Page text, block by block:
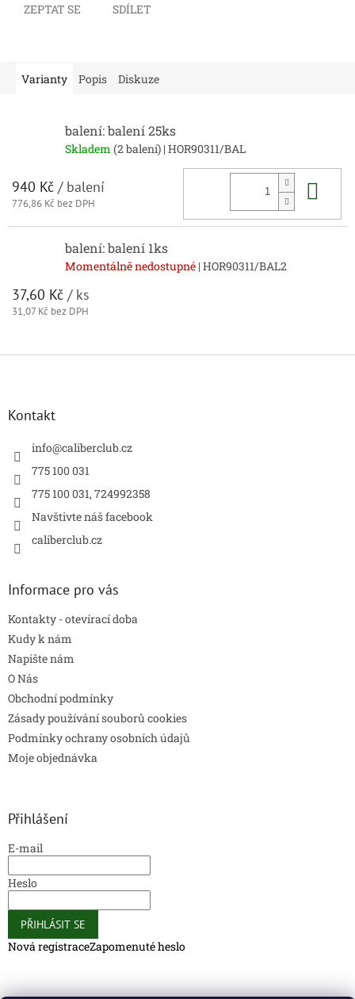
ZEPTAT SE SDÍLET
Varianty Popis Diskuze
balení: balení 25ks
Skladem (2 balení) | HOR90311/BAL
940 Kč / balení
776,86 Kč bez DPH
balení: balení 1ks
Momentálně nedostupné | HOR90311/BAL2
37,60 Kč / ks
31,07 Kč bez DPH
Kontakt
info@caliberclub.cz
775 100 031
775 100 031, 724992358
Navštivte náš facebook
caliberclub.cz
Informace pro vás
Kontakty - otevírací doba
Kudy k nám
Napište nám
O Nás
Obchodní podmínky
Zásady používání souborů cookies
Podmínky ochrany osobních údajů
Moje objednávka
Přihlášení
E-mail
Heslo
PŘIHLÁSIT SE
Nová registraceZapomenuté heslo